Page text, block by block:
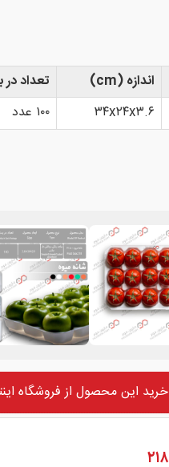
اندازه (cm) تعداد در
۳۴x۲۴x۳.۶ ۱۰۰ عدد
خرید این محصول از فروشگاه